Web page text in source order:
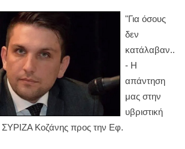
"Για όσους
δεν
κατάλαβαν..
- Η
απάντηση
μας στην
υβριστική
ΣΥΡΙΖΑ Κοζάνης προς την Εφ.